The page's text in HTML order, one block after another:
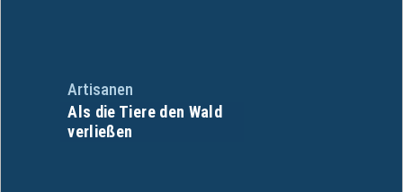
Artisanen
Als die Tiere den Wald
verließen